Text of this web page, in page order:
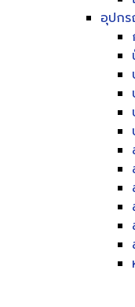
อุปกร